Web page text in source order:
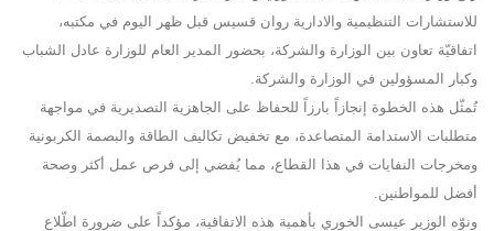
للاستشارات التنظيمية والادارية روان قسيس قبل ظهر اليوم في مكتبه،
اتفاقيّة تعاون بين الوزارة والشركة، بحضور المدير العام للوزارة عادل الشباب
وكبار المسؤولين في الوزارة والشركة.
تُمثّل هذه الخطوة إنجازاً بارزاً للحفاظ على الجاهزية التصديرية في مواجهة
متطلبات الاستدامة المتصاعدة، مع تخفيض تكاليف الطاقة والبصمة الكربونية
ومخرجات النفايات في هذا القطاع، مما يُفضي إلى فرص عمل أكثر وصحة
أفضل للمواطنين.
ونوّه الوزير عيسى الخوري بأهمية هذه الاتفاقية، مؤكداً على ضرورة اطّلاع